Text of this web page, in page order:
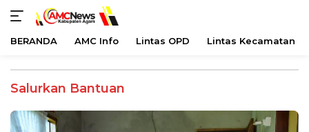
konten
BERANDA AMC Info Lintas OPD Lintas Kecamatan
Salurkan Bantuan